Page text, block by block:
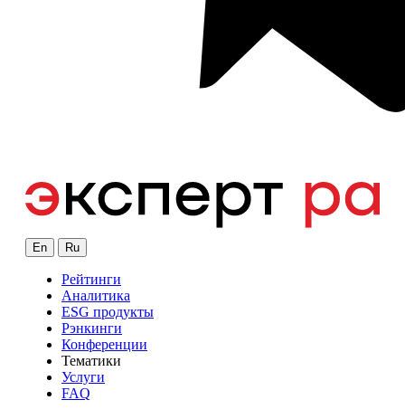
En Ru
Рейтинги
Аналитика
ESG продукты
Рэнкинги
Конференции
Тематики
Услуги
FAQ